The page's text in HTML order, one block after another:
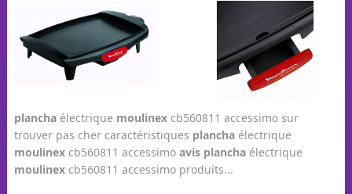
planchaélectrique moulinexcb560811 accessimo sur
trouver pas cher caractéristiques planchaélectrique
moulinexcb560811 accessimo avis planchaélectrique
moulinexcb560811 accessimo produits...